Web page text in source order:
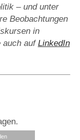
– und unter
Beobachtungen
in
auch auf LinkedIn